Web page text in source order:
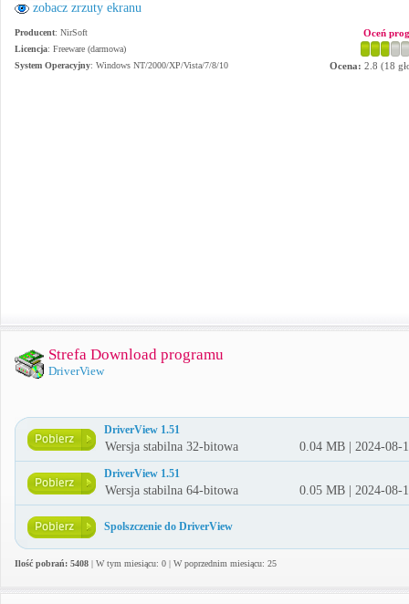
zobacz zrzuty ekranu
Producent: NirSoft
Licencja: Freeware (darmowa)
System Operacyjny: Windows NT/2000/XP/Vista/7/8/10
Oceń
Ocena: 2.8 (18
Strefa Download programu
DriverView
DriverView 1.51
Wersja stabilna 32-bitowa 0.04 MB | 2024-08-
DriverView 1.51
Wersja stabilna 64-bitowa 0.05 MB | 2024-08-
Spolszczenie do DriverView
Ilość pobrań: 5408 | W tym miesiącu: 0 | W poprzednim miesiącu: 25